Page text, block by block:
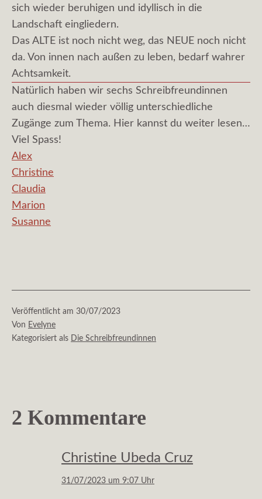
sich wieder beruhigen und idyllisch in die
Landschaft eingliedern.
Das ALTE ist noch nicht weg, das NEUE noch nicht
da. Von innen nach außen zu leben, bedarf wahrer
Achtsamkeit.
Natürlich haben wir sechs Schreibfreundinnen
auch diesmal wieder völlig unterschiedliche
Zugänge zum Thema. Hier kannst du weiter lesen…
Viel Spass!
Alex
Christine
Claudia
Marion
Susanne
Veröffentlicht am 30/07/2023
Von Evelyne
Kategorisiert als Die Schreibfreundinnen
2 Kommentare
Christine Ubeda Cruz
31/07/2023 um 9:07 Uhr